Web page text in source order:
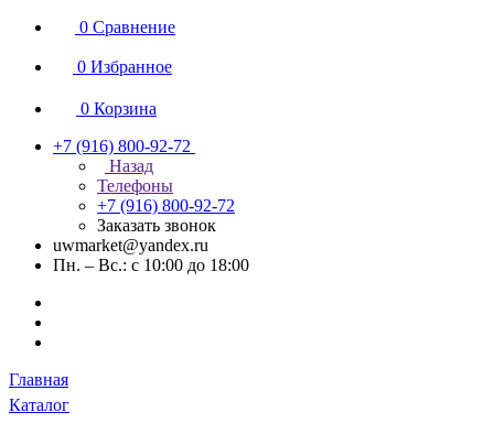
0 Сравнение
0 Избранное
0 Корзина
+7 (916) 800-92-72
Назад
Телефоны
+7 (916) 800-92-72
Заказать звонок
uwmarket@yandex.ru
Пн. – Вс.: с 10:00 до 18:00
Главная
Каталог